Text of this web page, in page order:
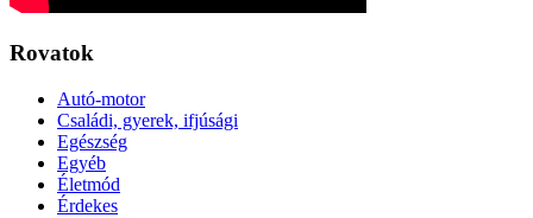
Rovatok
Autó-motor
Családi, gyerek, ifjúsági
Egészség
Egyéb
Életmód
Érdekes